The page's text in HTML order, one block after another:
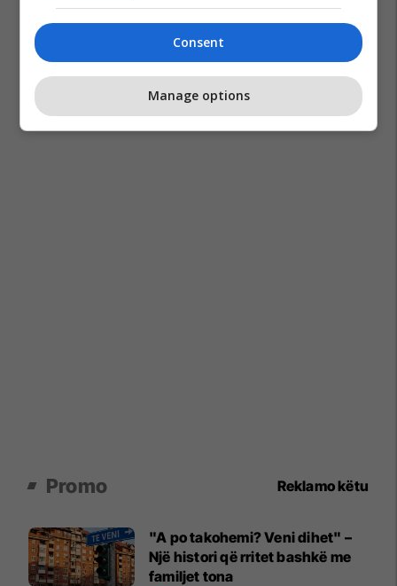
Promo Reklamo këtu
"A po takohemi? Veni dihet" –
Një histori që rritet bashkë me
familjet tona
Consent
Manage options